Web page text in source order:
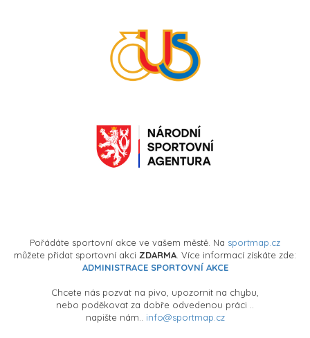
Pořádáte sportovní akce ve vašem městě. Na sportmap.cz
můžete přidat sportovní akci ZDARMA . Více informací získáte zde:
ADMINISTRACE SPORTOVNÍ AKCE
Chcete nás pozvat na pivo, upozornit na chybu,
nebo poděkovat za dobře odvedenou práci ..
napište nám.. info@sportmap.cz